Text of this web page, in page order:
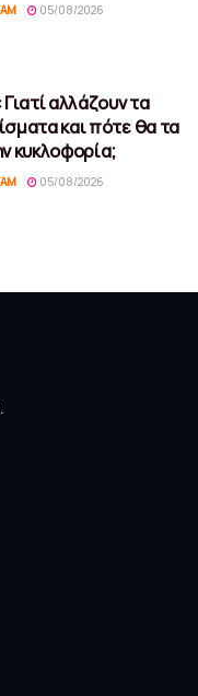
05/08/2026
αλλάζουν τα
και πότε θα τα
κυκλοφορία;
05/08/2026